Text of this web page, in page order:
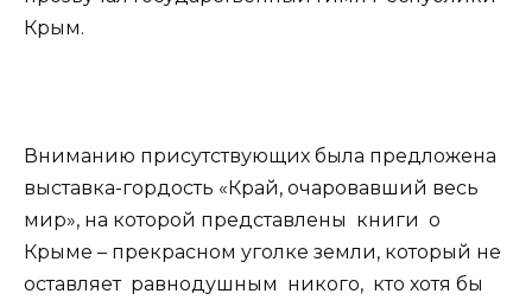
Крым.
Вниманию присутствующих была предложена
выставка-гордость «Край, очаровавший весь
мир», на которой представлены книги о
Крыме – прекрасном уголке земли, который не
оставляет равнодушным никого, кто хотя бы